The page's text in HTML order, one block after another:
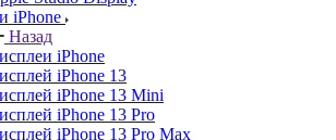
iPhone
Назад
iPhone
iPhone 13
iPhone 13 Mini
iPhone 13 Pro
iPhone 13 Pro Max